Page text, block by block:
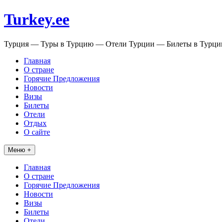
Перейти
к
Turkey.ee
Турция — Туры в Турцию — Отели Турции — Билеты в
Главная
О стране
Горячие Предложения
Новости
Визы
Билеты
Отели
Отдых
О сайте
Меню +
Главная
О стране
Горячие Предложения
Новости
Визы
Билеты